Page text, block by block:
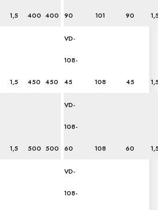
1,5 400 400 90 101 90
1,5 450 450
VD-
108-
45 108 45
1,5 500 500
VD-
108-
60 108 60
VD-
108-